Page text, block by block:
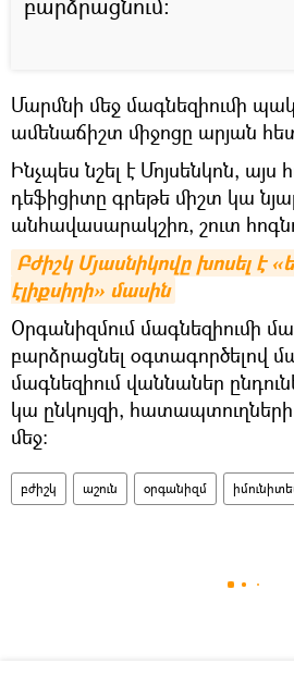
Մարմնի մեջ մագնեզիումի
ամենաճիշտ միջոցը արյան
Ինչպես նշել է Մոյսենկոն, այս
դեֆիցիտը գրեթե միշտ կա
անհավասարակշիռ, շուտ
Բժիշկ Մյասնիկովը խոսել է
էլիքսիրի» մասին
Օրգանիզմում մագնեզիումի
բարձրացնել օգտագործելով
մագնեզիում վաննաներ
կա ընկույզի,
մեջ:
բժիշկ աշուն օրգանիզմ